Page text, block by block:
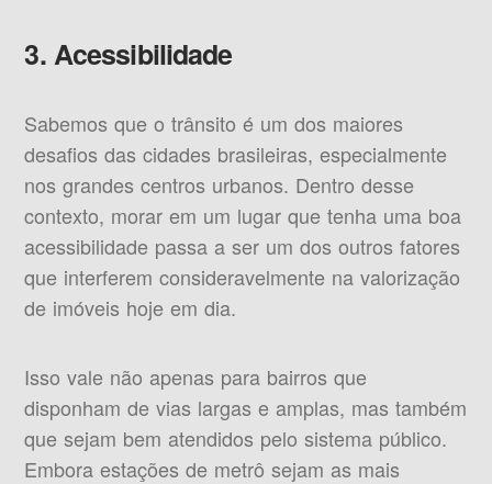
3. Acessibilidade
Sabemos que o trânsito é um dos maiores
desafios das cidades brasileiras, especialmente
nos grandes centros urbanos. Dentro desse
contexto, morar em um lugar que tenha uma boa
acessibilidade passa a ser um dos outros fatores
que interferem consideravelmente na valorização
de imóveis hoje em dia.
Isso vale não apenas para bairros que
disponham de vias largas e amplas, mas também
que sejam bem atendidos pelo sistema público.
Embora estações de metrô sejam as mais